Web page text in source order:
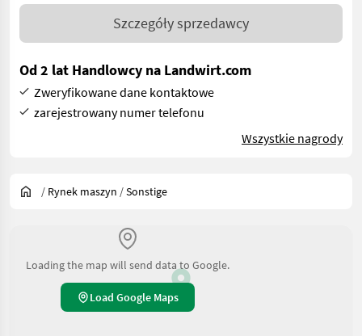
Szczegóły sprzedawcy
Od 2 lat Handlowcy na Landwirt.com
Zweryfikowane dane kontaktowe
zarejestrowany numer telefonu
Wszystkie nagrody
/ Rynek maszyn /Sonstige
Loading the map will send data to Google.
Load Google Maps